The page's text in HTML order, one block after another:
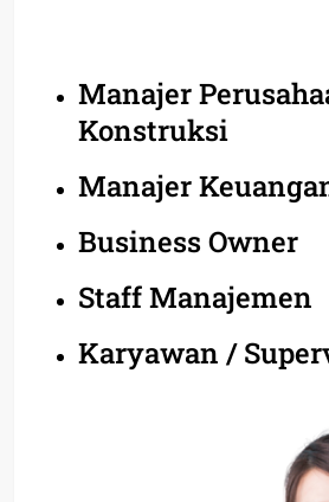
Manajer
Konstruksi
Manajer
Business Owner
Staff Manajemen
Karyawan /